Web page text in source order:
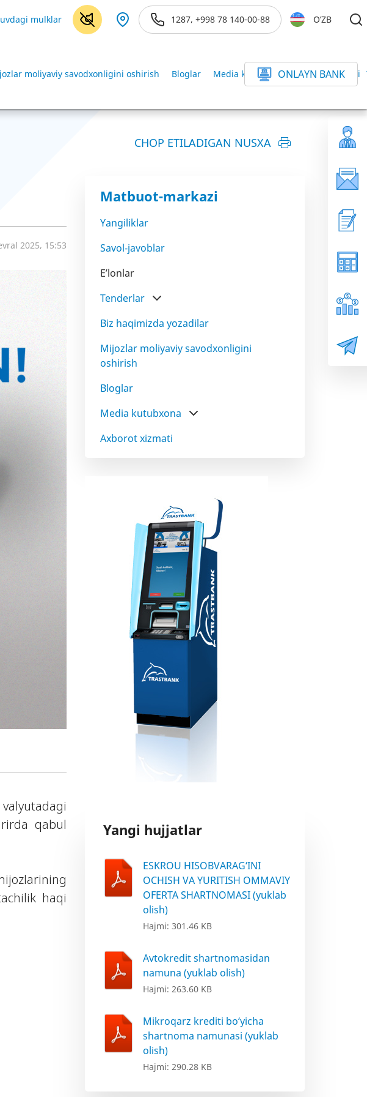
mulklar 1287, +998 78 140-00-88 O’ZB
moliyaviy savodxonligini oshirish Bloglar Media kutubxona Axborot xizmati
ONLAYN BANK
CHOP ETILADIGAN NUSXA
2025, 15:53
qabul
haqi
Matbuot-markazi
Yangiliklar
Savol-javoblar
E’lonlar
Tenderlar
Biz haqimizda yozadilar
Mijozlar moliyaviy savodxonligini
oshirish
Bloglar
Media kutubxona
Axborot xizmati
Yangi hujjatlar
ESKROU HISOBVARAG‘INI
OCHISH VA YURITISH OMMAVIY
OFERTA SHARTNOMASI (yuklab
olish)
Hajmi: 301.46 KB
Avtokredit shartnomasidan
namuna (yuklab olish)
Hajmi: 263.60 KB
Mikroqarz krediti bo‘yicha
shartnoma namunasi (yuklab
olish)
Hajmi: 290.28 KB